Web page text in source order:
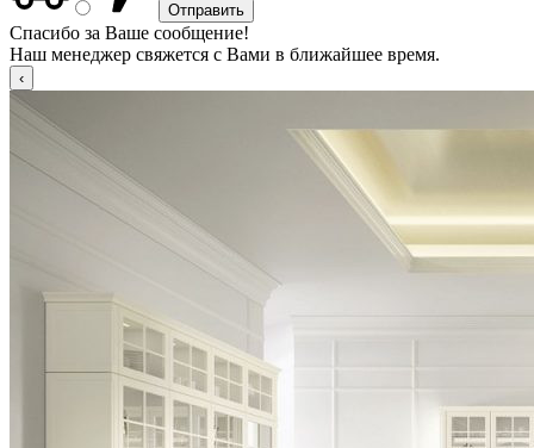
Спасибо за Ваше сообщение!
Наш менеджер свяжется с Вами в ближайшее время.